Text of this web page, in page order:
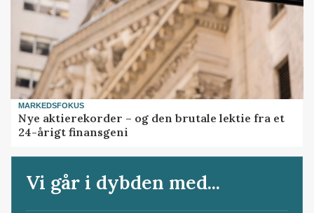
MARKEDSFOKUS
Nye aktierekorder – og den brutale lektie fra et
24-årigt finansgeni
Vi går i dybden med...